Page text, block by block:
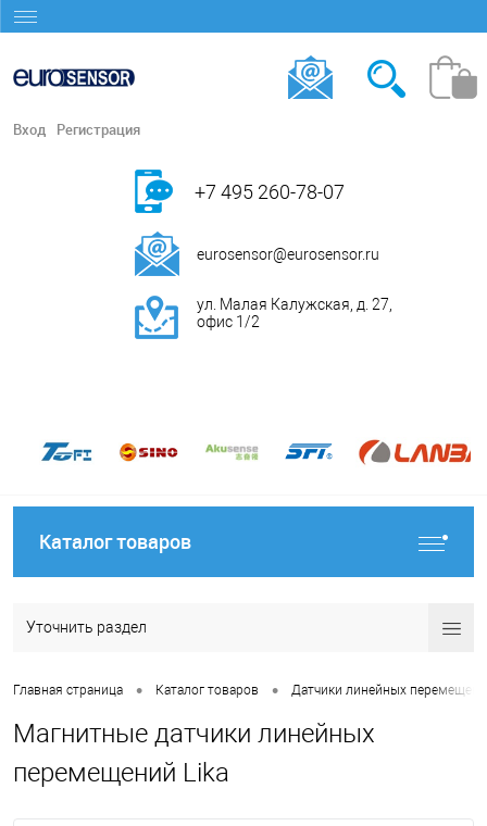
Вход Регистрация
+7 495 260-78-07
eurosensor@eurosensor.ru
ул. Малая Калужская, д. 27,
офис 1/2
Каталог товаров
Уточнить раздел
Главная страница • Каталог товаров • Датчики линейных
Магнитные датчики линейных
перемещений Lika